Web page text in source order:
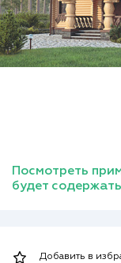
Посмотреть
будет
Добавить в